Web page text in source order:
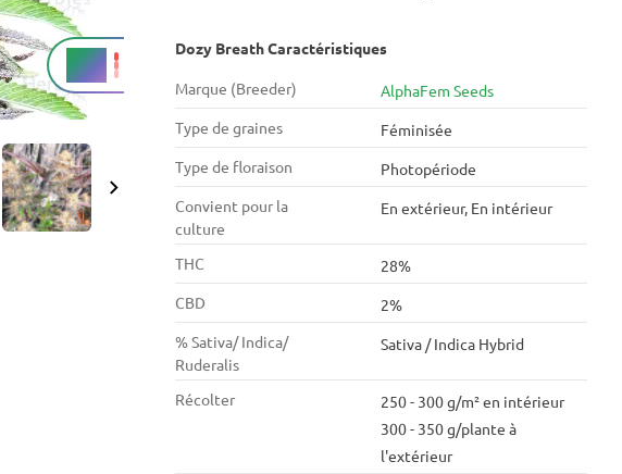
28%
THC
Dozy Breath Caractéristiques
Marque (Breeder)
AlphaFem Seeds
Type de graines
Féminisée
Type de floraison
Photopériode
Convient pour la
culture
En extérieur, En intérieur
THC
28%
CBD
2%
% Sativa/ Indica/
Ruderalis
Sativa / Indica Hybrid
Récolter
250 - 300 g/m² en intérieur
300 - 350 g/plante à
l'extérieur